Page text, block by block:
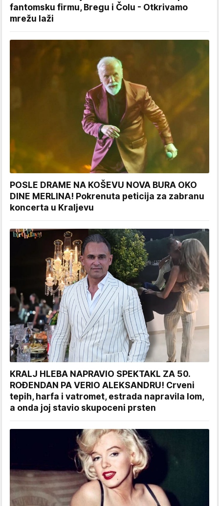
fantomsku firmu, Bregu i Čolu - Otkrivamo
mrežu laži
POSLE DRAME NA KOŠEVU NOVA BURA OKO
DINE MERLINA! Pokrenuta peticija za zabranu
koncerta u Kraljevu
KRALJ HLEBA NAPRAVIO SPEKTAKL ZA 50.
ROĐENDAN PA VERIO ALEKSANDRU! Crveni
tepih, harfa i vatromet, estrada napravila lom,
a onda joj stavio skupoceni prsten